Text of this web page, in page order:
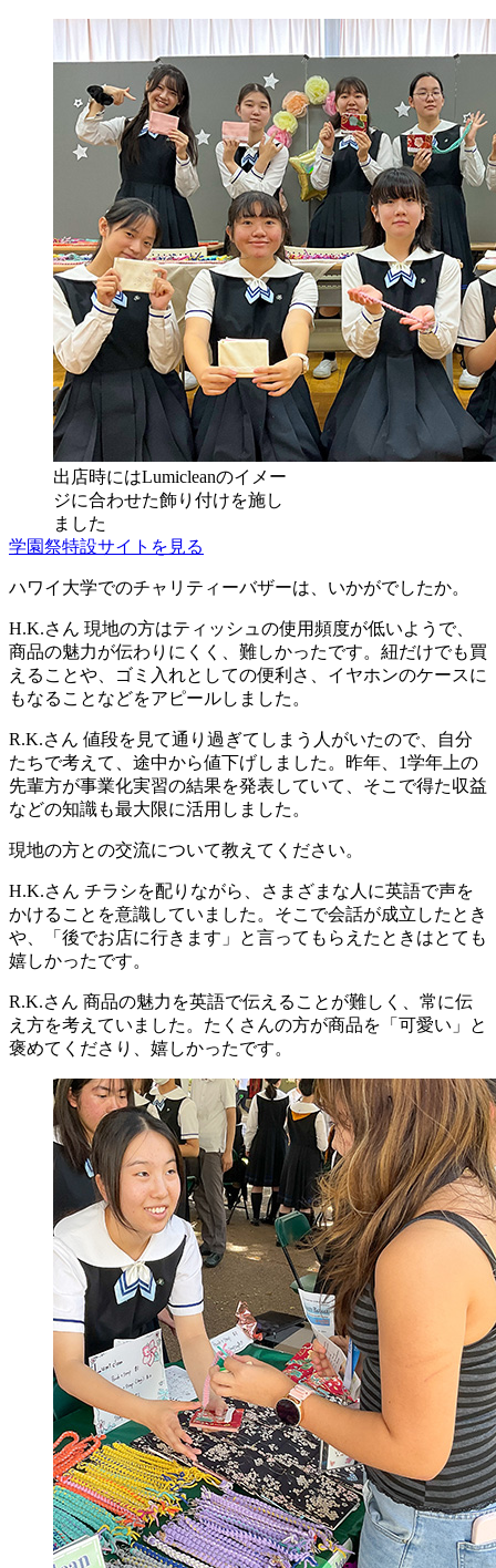
出店時にはLumicleanのイメー
ジに合わせた飾り付けを施し
ました
学園祭特設サイトを見る
ハワイ大学でのチャリティーバザーは、いかがでしたか。
H.K.さん 現地の方はティッシュの使用頻度が低いようで、
商品の魅力が伝わりにくく、難しかったです。紐だけでも買
えることや、ゴミ入れとしての便利さ、イヤホンのケースに
もなることなどをアピールしました。
R.K.さん 値段を見て通り過ぎてしまう人がいたので、自分
たちで考えて、途中から値下げしました。昨年、1学年上の
先輩方が事業化実習の結果を発表していて、そこで得た収益
などの知識も最大限に活用しました。
現地の方との交流について教えてください。
H.K.さん チラシを配りながら、さまざまな人に英語で声を
かけることを意識していました。そこで会話が成立したとき
や、「後でお店に行きます」と言ってもらえたときはとても
嬉しかったです。
R.K.さん 商品の魅力を英語で伝えることが難しく、常に伝
え方を考えていました。たくさんの方が商品を「可愛い」と
褒めてくださり、嬉しかったです。